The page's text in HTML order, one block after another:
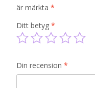
är märkta *
Ditt betyg *
Din recension *